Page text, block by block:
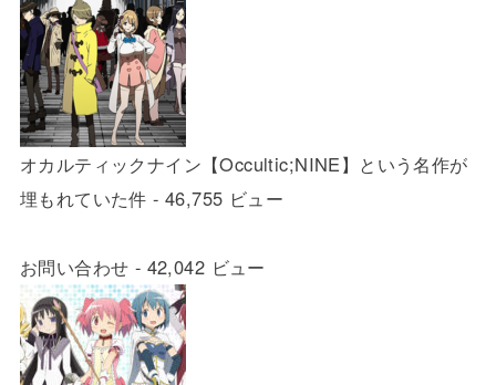
オカルティックナイン【Occultic;NINE】という名作が
埋もれていた件 - 46,755 ビュー
お問い合わせ - 42,042 ビュー